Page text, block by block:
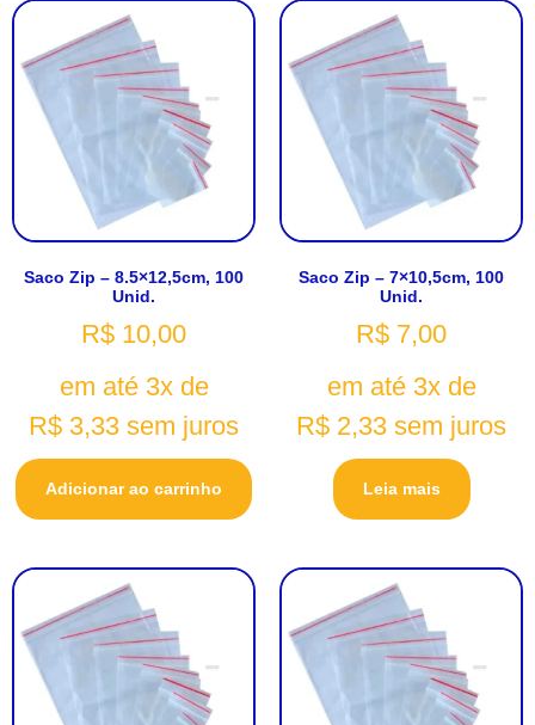
Saco Zip – 8.5×12,5cm, 100
Unid.
R$ 10,00
em até 3x de
R$ 3,33 sem juros
Adicionar ao carrinho
Saco Zip – 7×10,5cm, 100
Unid.
R$ 7,00
em até 3x de
R$ 2,33 sem juros
Leia mais